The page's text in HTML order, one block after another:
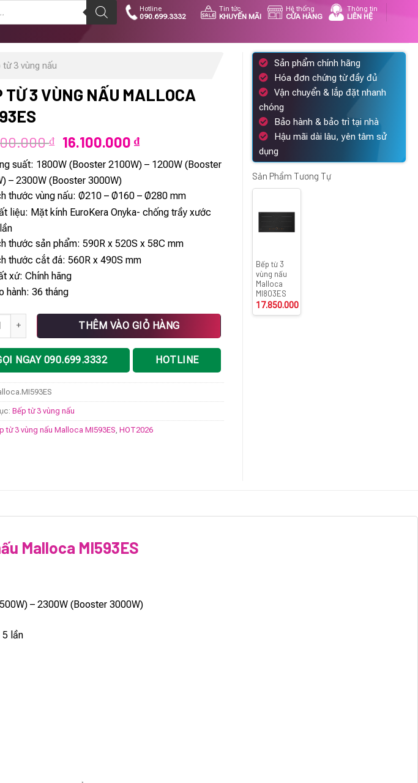
Hotline
090.699.3332
Tin tức
KHUYẾN MÃI
Hệ thống
CỬA HÀNG
Thông tin
LIÊN HỆ
từ 3 vùng nấu
TỪ 3 VÙNG NẤU MALLOCA
₫
Giá
gốc
là:
23.000.000 ₫.
16.100.000 ₫Giá
hiện
tại
16.100.000 ₫.
suất: 1800W (Booster 2100W) – 1200W (Booster
– 2300W (Booster 3000W)
thước vùng nấu: Ø210 – Ø160 – Ø280 mm
liệu: Mặt kính EuroKera Onyka- chống trầy xước
thước sản phẩm: 590R x 520S x 58C mm
thước cắt đá: 560R x 490S mm
xứ: Chính hãng
hành: 36 tháng
3 vùng nấu Malloca MI593ES số lượng
THÊM VÀO GIỎ HÀNG
NGAY 090.699.3332 HOTLINE
Bếp từ 3 vùng nấu
từ 3 vùng nấu Malloca MI593ES ,HOT2026
Sản phẩm chính hãng
Hóa đơn chứng từ đầy đủ
Vận chuyển & lắp đặt nhanh
chóng
Bảo hành & bảo trì tại nhà
Hậu mãi dài lâu, yên tâm sử
dụng
Sản Phẩm Tương Tự
Bếp từ 3
vùng nấu
Malloca
MI803ES
17.850.000
Malloca MI593ES
– 2300W (Booster 3000W)
5 lần